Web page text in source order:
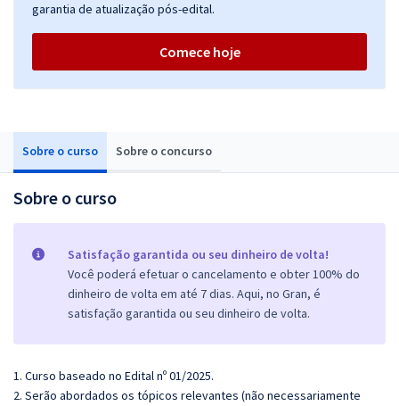
Sobre o curso Sobre o concurso
Sobre o curso
Satisfação garantida ou seu dinheiro de volta!
Você poderá efetuar o cancelamento e obter 100% do
dinheiro de volta em até 7 dias. Aqui, no Gran, é
satisfação garantida ou seu dinheiro de volta.
1. Curso baseado no Edital nº 01/2025.
2. Serão abordados os tópicos relevantes (não necessariamente
garantia de atualização pós-edital.
Comece hoje